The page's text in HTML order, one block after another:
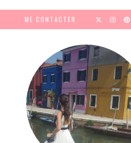
ME CONTACTER